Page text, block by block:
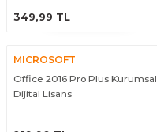
349,99 TL
MICROSOFT
Office 2016 Pro Plus Kurumsal
Dijital Lisans